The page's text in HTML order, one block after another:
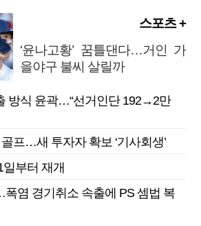
스포츠 +
‘윤나고황’ 꿈틀댄다…거인 가
을야구 불씨 살릴까
방식 윤곽…“선거인단 192→2만
프…새 투자자 확보 ‘기사회생’
부터 재개
염 경기취소 속출에 PS 셈법 복